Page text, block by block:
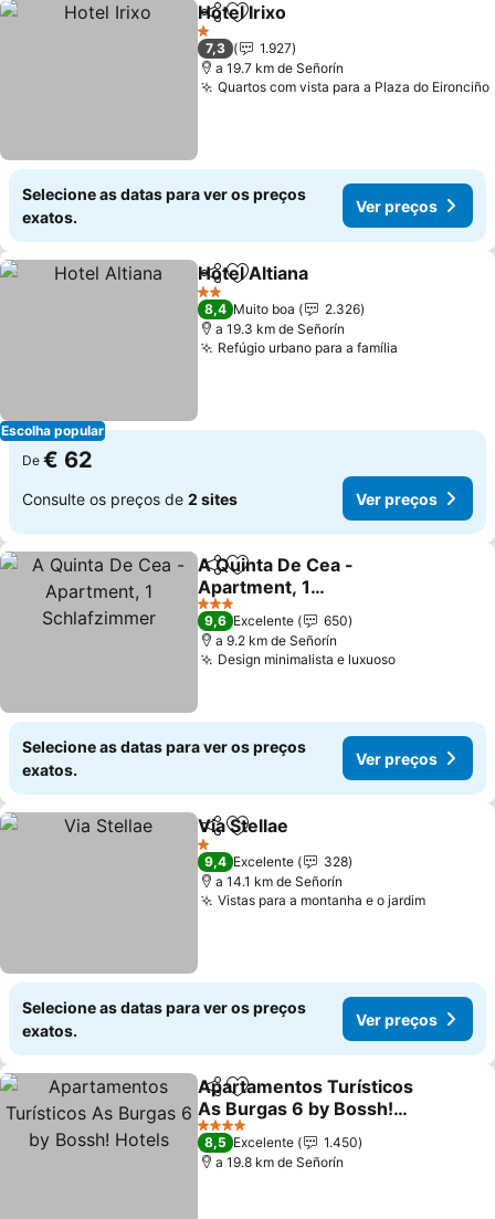
PartilharAdicionar aos favoritos
Hotel Irixo
1 Estrelas
7,3
1.927
a 19.7 km de Señorín
Quartos com vista para a Plaza do Eironciño
Selecione as datas para ver os preços
exatos.
Ver preços
Escolha popular
PartilharAdicionar aos favoritos
Hotel Altiana
2 Estrelas
8,4 Muito boa
2.326
a 19.3 km de Señorín
Refúgio urbano para a família
De € 62
Consulte os preços de 2 sites Ver preços
PartilharAdicionar aos favoritos
A Quinta De Cea -
Apartment, 1
Schlafzimmer
3 Estrelas
9,6 Excelente
650
a 9.2 km de Señorín
Design minimalista e luxuoso
Selecione as datas para ver os preços
exatos.
Ver preços
PartilharAdicionar aos favoritos
Via Stellae
1 Estrelas
9,4 Excelente
328
a 14.1 km de Señorín
Vistas para a montanha e o jardim
Selecione as datas para ver os preços
exatos.
Ver preços
PartilharAdicionar aos favoritos
Apartamentos Turísticos
As Burgas 6 by Bossh!
Hotels
4 Estrelas
8,5 Excelente
1.450
a 19.8 km de Señorín